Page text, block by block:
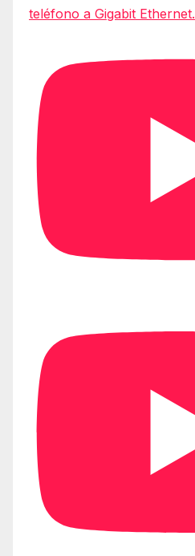
teléfono a Gigabit Ethernet.